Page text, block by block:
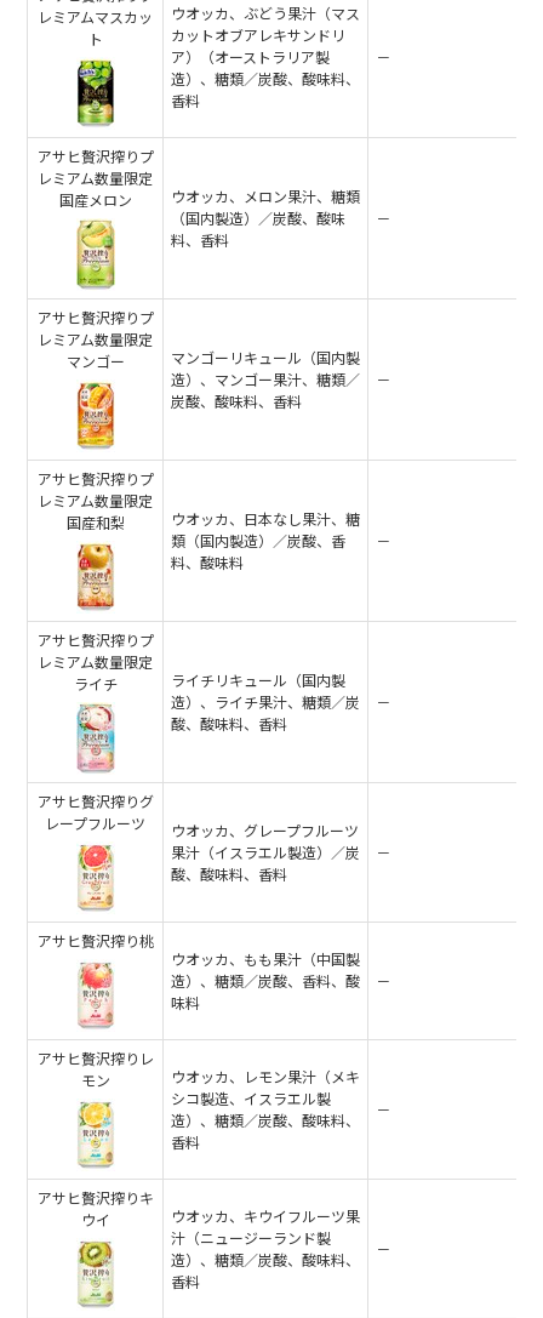
レミアムマスカッ
ト
ウオッカ、ぶどう果汁（マス
カットオブアレキサンドリ
ア）（オーストラリア製
造）、糖類／炭酸、酸味料、
香料
－
アサヒ贅沢搾りプ
レミアム数量限定
国産メロン
ウオッカ、メロン果汁、糖類
（国内製造）／炭酸、酸味
料、香料
－
アサヒ贅沢搾りプ
レミアム数量限定
マンゴー
マンゴーリキュール（国内製
造）、マンゴー果汁、糖類／
炭酸、酸味料、香料
－
アサヒ贅沢搾りプ
レミアム数量限定
国産和梨
ウオッカ、日本なし果汁、糖
類（国内製造）／炭酸、香
料、酸味料
－
アサヒ贅沢搾りプ
レミアム数量限定
ライチ
ライチリキュール（国内製
造）、ライチ果汁、糖類／炭
酸、酸味料、香料
－
アサヒ贅沢搾りグ
レープフルーツ
ウオッカ、グレープフルーツ
果汁（イスラエル製造）／炭
酸、酸味料、香料
－
アサヒ贅沢搾り桃
ウオッカ、もも果汁（中国製
造）、糖類／炭酸、香料、酸
味料
－
アサヒ贅沢搾りレ
モン
ウオッカ、レモン果汁（メキ
シコ製造、イスラエル製
造）、糖類／炭酸、酸味料、
香料
－
アサヒ贅沢搾りキ
ウイ
ウオッカ、キウイフルーツ果
汁（ニュージーランド製
造）、糖類／炭酸、酸味料、
香料
－